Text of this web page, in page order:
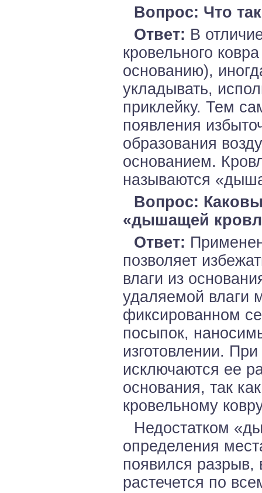
Вопрос: Что
Ответ: В
кровельного
основанию),
укладывать,
приклейку. Тем
появления
образования
основанием.
называются
Вопрос:
«дышащей
Ответ:
позволяет
влаги из
удаляемой влаги
фиксированном
посыпок,
изготовлении.
исключаются ее
основания, так
кровельному
Недостатком
определения
появился разрыв,
растечется по